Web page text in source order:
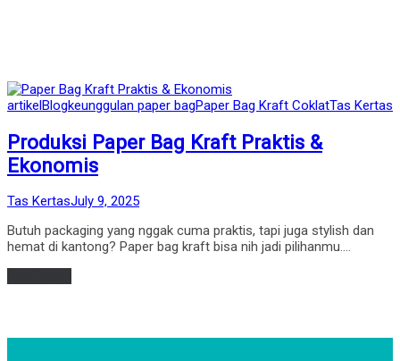
Posted
artikelBlogkeunggulan paper bagPaper Bag Kraft CoklatTas Kertas
Produksi Paper Bag Kraft Praktis &
Ekonomis
by
Tas KertasPosted
July 9, 2025
Butuh packaging yang nggak cuma praktis, tapi juga stylish dan
hemat di kantong? Paper bag kraft bisa nih jadi pilihanmu.…